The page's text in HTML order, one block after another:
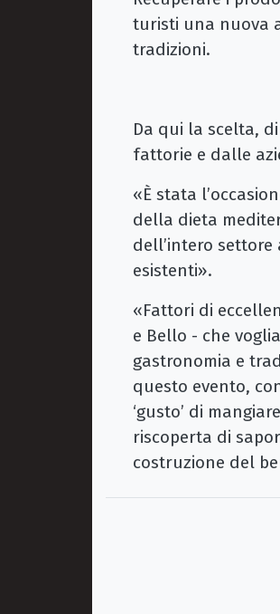
turisti una nuova
tradizioni.
Da qui la scelta,
fattorie e dalle
«È stata
della dieta
dell’intero
esistenti».
«Fattori di
e Bello - che
gastronomia e
questo evento,
‘gusto’ di
riscoperta di
costruzione del